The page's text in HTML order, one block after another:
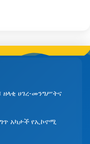
ሀገረ-መንግሥትና
አካታች የኢኮኖሚ